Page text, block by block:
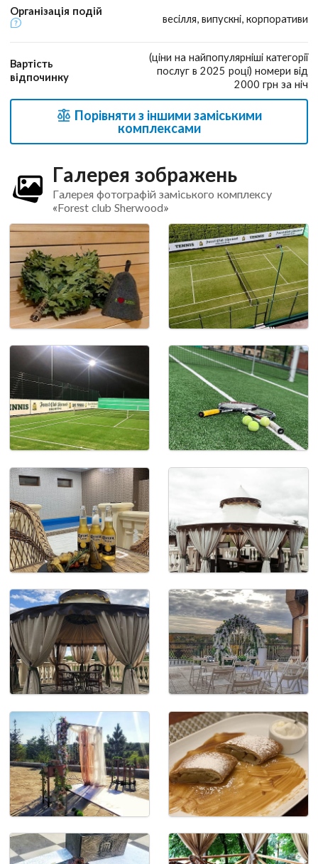
Організація подій
весілля, випускні, корпоративи
Вартість
відпочинку
(ціни на найпопулярніші категорії
послуг в 2025 році) номери від
2000 грн за ніч
Порівняти з іншими заміськими
комплексами
Галерея зображень
Галерея фотографій заміського комплексу
«Forest club Sherwood»